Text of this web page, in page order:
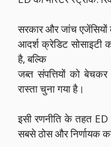
सरकार और जांच एजेंसियों
आदर्श क्रेडिट सोसाइटी
है, बल्कि
जब्त संपत्तियों को
रास्ता चुना गया है।
इसी रणनीति के तहत
सबसे ठोस और निर्णायक